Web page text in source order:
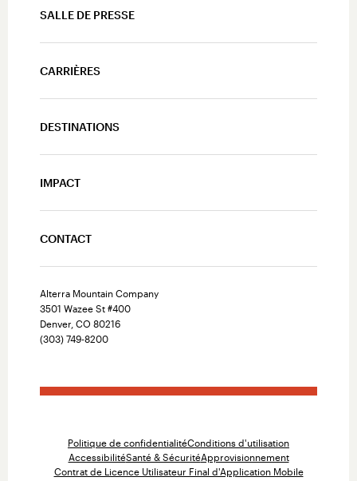
SALLE DE PRESSE
CARRIÈRES
DESTINATIONS
IMPACT
CONTACT
Alterra Mountain Company
3501 Wazee St #400
Denver, CO 80216
(303) 749-8200
Politique de confidentialitéConditions d'utilisation
AccessibilitéSanté & SécuritéApprovisionnement
Contrat de Licence Utilisateur Final d'Application Mobile